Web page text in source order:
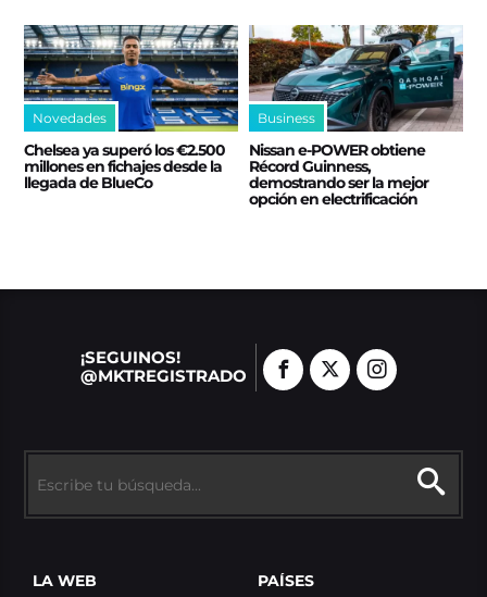
Novedades
Chelsea ya superó los €2.500
millones en fichajes desde la
llegada de BlueCo
Business
Nissan e‑POWER obtiene
Récord Guinness,
demostrando ser la mejor
opción en electrificación
¡SEGUINOS!
@MKTREGISTRADO
LA WEB PAÍSES